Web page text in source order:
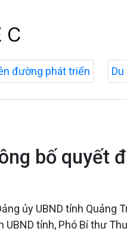
đường phát triển
bố quyết
ủy UBND tỉnh
UBND tỉnh, Phó Bí thư